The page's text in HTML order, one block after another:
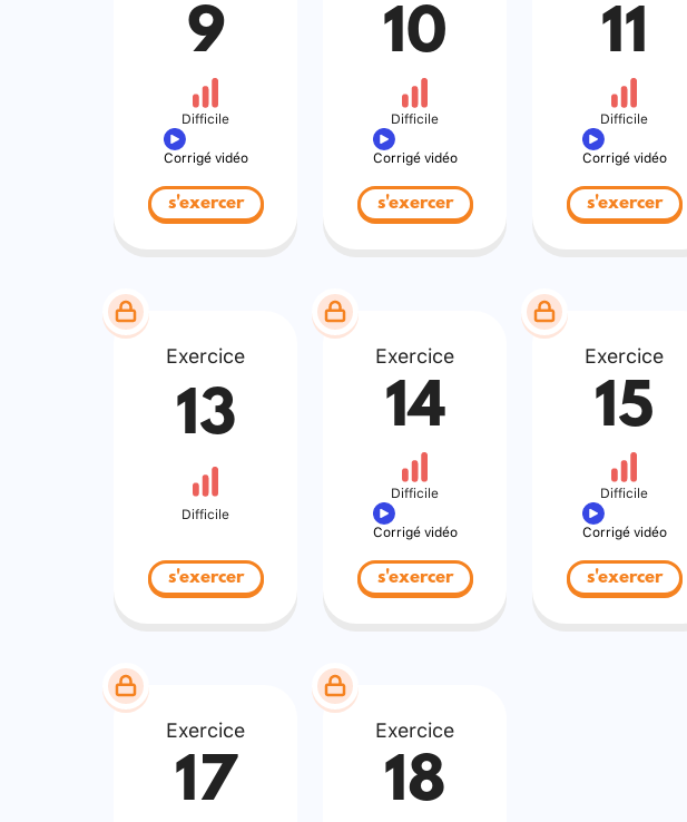
9
Difficile
Corrigé vidéo
s'exercer
10
Difficile
Corrigé vidéo
s'exercer
11
Difficile
Corrigé vidéo
s'exercer
Exercice
13
Difficile
s'exercer
Exercice
14
Difficile
Corrigé vidéo
s'exercer
Exercice
15
Difficile
Corrigé vidéo
s'exercer
Exercice
17
Exercice
18